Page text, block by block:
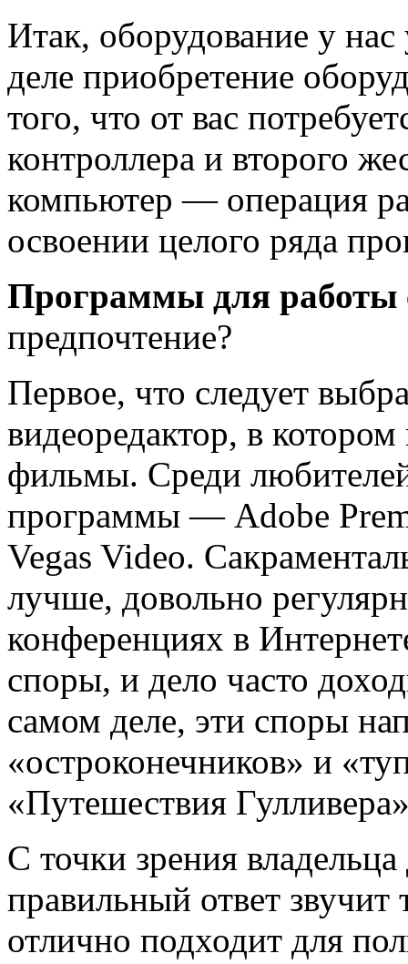
Итак, оборудование у
деле приобретение
того, что от вас
контроллера и второго
компьютер — операция
освоении целого ряда
Программы для работы
предпочтение?
Первое, что следует
видеоредактор, в
фильмы. Среди
программы — Adobe
Vegas Video.
лучше, довольно
конференциях в
споры, и дело часто
самом деле, эти споры
«остроконечников» и
«Путешествия
С точки зрения
правильный ответ звучит
отлично подходит для